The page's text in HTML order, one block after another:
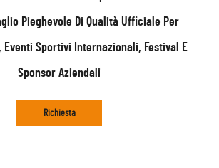
Pieghevole Di Qualità Ufficiale Per
Eventi Sportivi Internazionali, Festival E
Sponsor Aziendali
Richiesta